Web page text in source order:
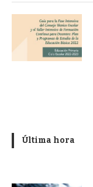
Última hora